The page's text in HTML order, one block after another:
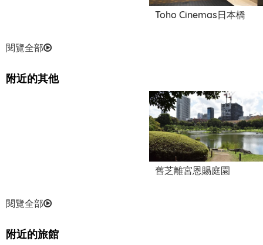
Toho Cinemas日本橋
閱覽全部
附近的其他
舊芝離宮恩賜庭園
閱覽全部
附近的旅館